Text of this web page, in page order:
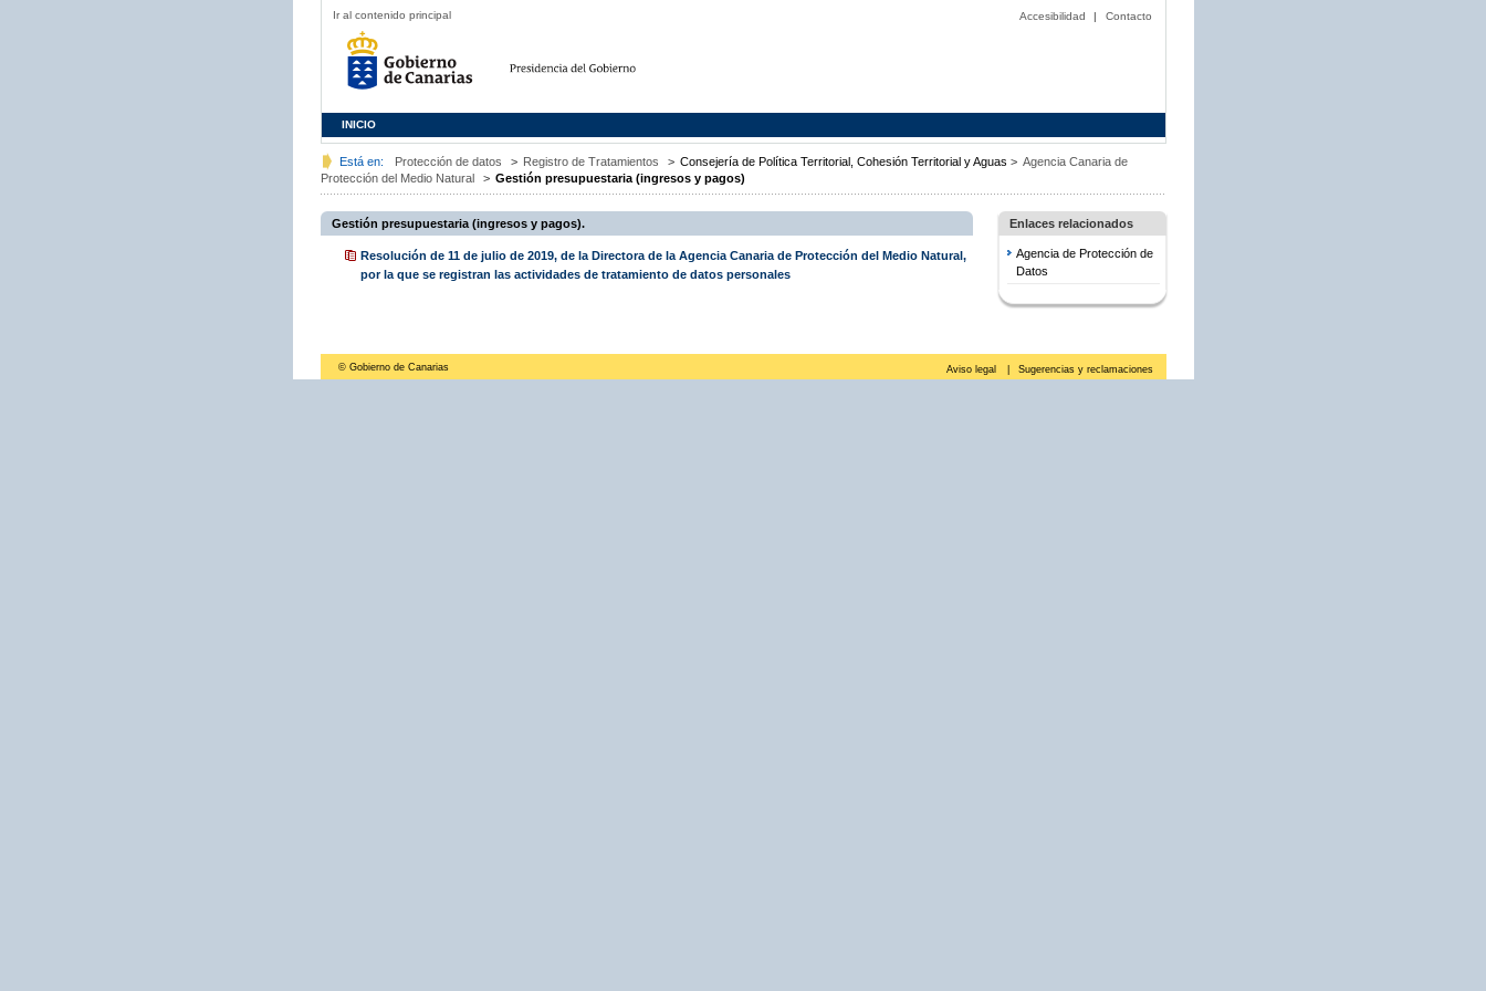
Ir al contenido principal Accesibilidad | Contacto
INICIO
Está en: Protección de datos > Registro de Tratamientos > Consejería de Política Territorial, Cohesión Territorial y Aguas > Agencia Canaria de
Protección del Medio Natural
> Gestión presupuestaria (ingresos y pagos)
Gestión presupuestaria (ingresos y pagos).
Resolución de 11 de julio de 2019, de la Directora de la Agencia Canaria de Protección del Medio Natural,
por la que se registran las actividades de tratamiento de datos personales
Enlaces relacionados
Agencia de Protección de
Datos
© Gobierno de Canarias Aviso legal Sugerencias y reclamaciones